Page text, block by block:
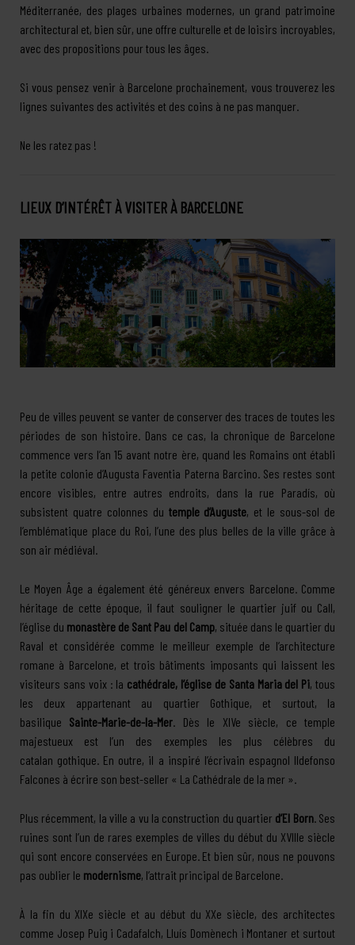
Méditerranée, des plages urbaines modernes, un grand patrimoine
architectural et, bien sûr, une offre culturelle et de loisirs incroyables,
avec des propositions pour tous les âges.
Si vous pensez venir à Barcelone prochainement, vous trouverez les
lignes suivantes des activités et des coins à ne pas manquer.
Ne les ratez pas !
LIEUX D’INTÉRÊT À VISITER À BARCELONE
Peu de villes peuvent se vanter de conserver des traces de toutes les
périodes de son histoire. Dans ce cas, la chronique de Barcelone
commence vers l’an 15 avant notre ère, quand les Romains ont établi
la petite colonie d’Augusta Faventia Paterna Barcino. Ses restes sont
encore visibles, entre autres endroits, dans la rue Paradís, où
subsistent quatre colonnes du temple d’Auguste, et le sous-sol de
l’emblématique place du Roi, l’une des plus belles de la ville grâce à
son air médiéval.
Le Moyen Âge a également été généreux envers Barcelone. Comme
héritage de cette époque, il faut souligner le quartier juif ou Call,
l’église du monastère de Sant Pau del Camp, située dans le quartier du
Raval et considérée comme le meilleur exemple de l’architecture
romane à Barcelone, et trois bâtiments imposants qui laissent les
visiteurs sans voix : la cathédrale, l’église de Santa Maria del Pi, tous
les deux appartenant au quartier Gothique, et surtout, la
basilique Sainte-Marie-de-la-Mer . Dès le XIVe siècle, ce temple
majestueux est l’un des exemples les plus célèbres du
catalan gothique. En outre, il a inspiré l’écrivain espagnol Ildefonso
Falcones à écrire son best-seller « La Cathédrale de la mer ».
Plus récemment, la ville a vu la construction du quartier d’El Born. Ses
ruines sont l’un de rares exemples de villes du début du XVIIIe siècle
qui sont encore conservées en Europe. Et bien sûr, nous ne pouvons
pas oublier le modernisme, l’attrait principal de Barcelone.
À la fin du XIXe siècle et au début du XXe siècle, des architectes
comme Josep Puig i Cadafalch, Lluís Domènech i Montaner et surtout